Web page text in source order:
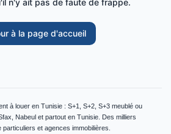
n'y ait pas de faute de frappe.
à la page d'accueil
à louer en Tunisie : S+1, S+2, S+3 meublé ou
Nabeul et partout en Tunisie. Des milliers
particuliers et agences immobilières.